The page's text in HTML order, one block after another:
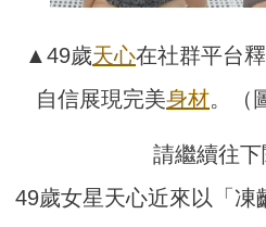
▲49歲天心在社群平台
自信展現完美身材。（
請繼續往
49歲女星天心近來以「凍